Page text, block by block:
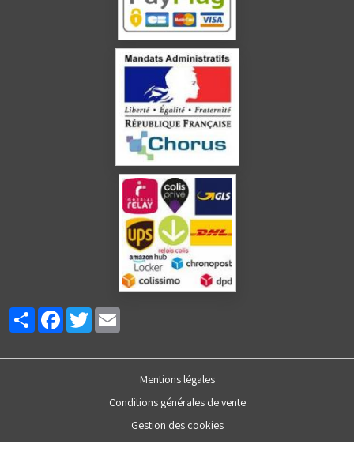
PartagerFacebookTwitter
Mentions légales
Conditions générales de vente
Gestion des cookies